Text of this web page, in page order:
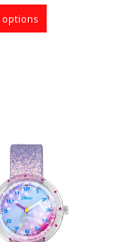
options